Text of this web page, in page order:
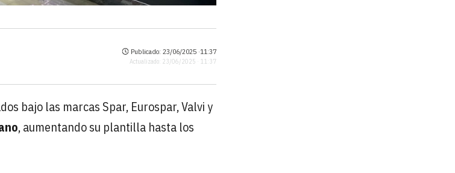
Publicado: 23/06/2025 ·11:37
Actualizado: 23/06/2025 · 11:37
bajo las marcas Spar, Eurospar, Valvi y
, aumentando su plantilla hasta los